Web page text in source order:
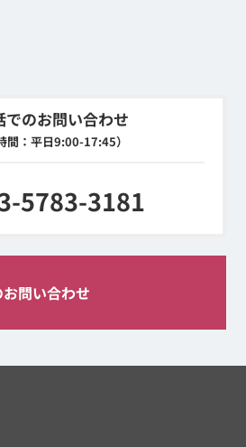
でのお問い合わせ
間：平日9:00-17:45）
5783-3181
問い合わせ